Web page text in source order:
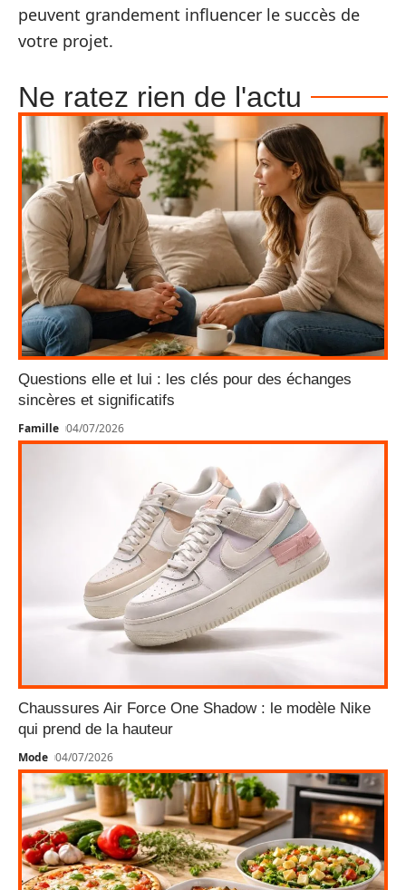
peuvent grandement influencer le succès de
votre projet.
Ne ratez rien de l'actu
Questions elle et lui : les clés pour des échanges
sincères et significatifs
Famille 04/07/2026
Chaussures Air Force One Shadow : le modèle Nike
qui prend de la hauteur
Mode 04/07/2026